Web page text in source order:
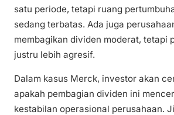
satu periode, tetapi ruang
sedang terbatas. Ada juga
membagikan dividen moderat, tetapi
justru lebih agresif.
Dalam kasus Merck, investor akan
apakah pembagian dividen ini
kestabilan operasional perusahaan.